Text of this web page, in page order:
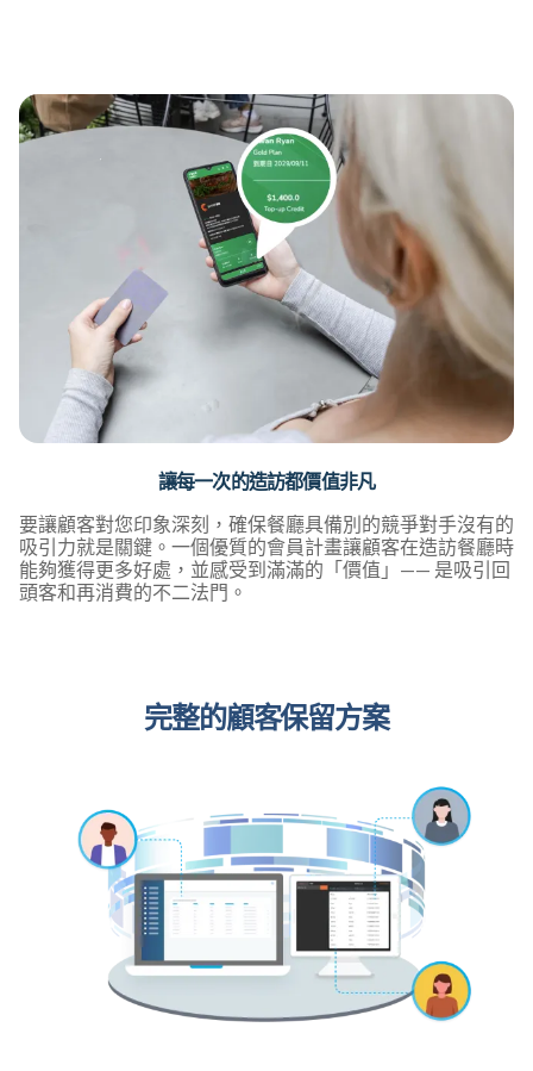
讓每一次的造訪都價值非凡
要讓顧客對您印象深刻，確保餐廳具備別的競爭對手沒有的
吸引力就是關鍵。一個優質的會員計畫讓顧客在造訪餐廳時
能夠獲得更多好處，並感受到滿滿的「價值」—— 是吸引回
頭客和再消費的不二法門。
完整的顧客保留方案